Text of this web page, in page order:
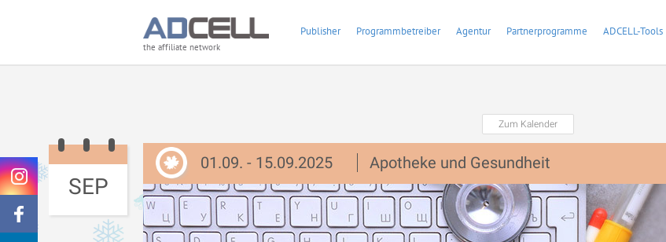
the affiliate network
Publisher Programmbetreiber Agentur Partnerprogramme ADCELL-Tools
SEP
Zum Kalender
01.09. - 15.09.2025 Apotheke und Gesundheit